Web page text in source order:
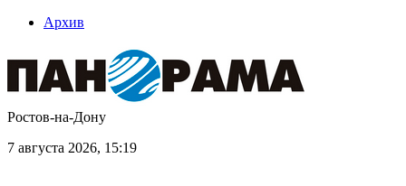
Архив
Ростов-на-Дону
7 августа 2026, 15:19